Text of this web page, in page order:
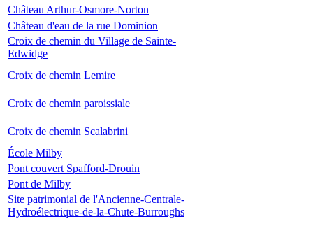
Château Arthur-Osmore-Norton
Château d'eau de la rue Dominion
Croix de chemin du Village de Sainte-
Edwidge
Croix de chemin Lemire
Croix de chemin paroissiale
Croix de chemin Scalabrini
École Milby
Pont couvert Spafford-Drouin
Pont de Milby
Site patrimonial de l'Ancienne-Centrale-
Hydroélectrique-de-la-Chute-Burroughs